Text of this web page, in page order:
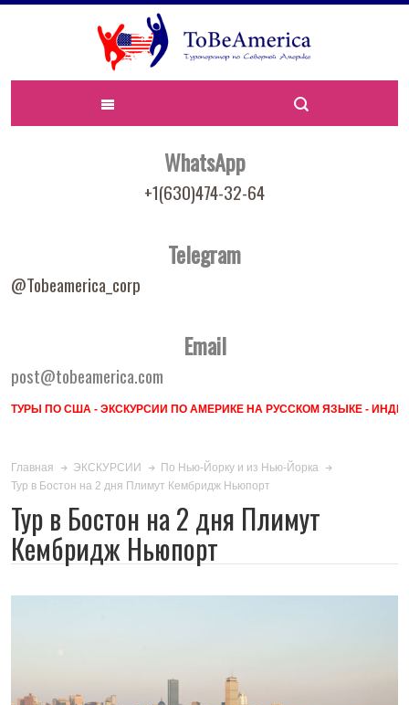
WhatsApp
+1(630)474-32-64
Telegram
@Tobeamerica_corp
Email
post@tobeamerica.com
ТУРЫ ПО США - ЭКСКУРСИИ ПО АМЕРИКЕ НА РУССКОМ ЯЗЫКЕ -
Главная ЭКСКУРСИИ
По Нью-Йорку и из Нью-Йорка
Тур в Бостон на 2 дня Плимут Кембридж Ньюпорт
Тур в Бостон на 2 дня Плимут
Кембридж Ньюпорт